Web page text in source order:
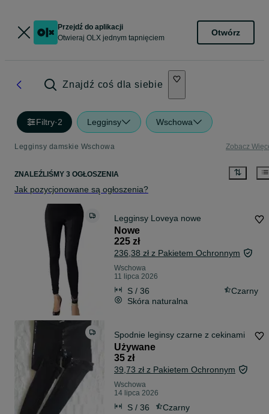
Przejdź do aplikacji
Otwieraj OLX jednym tapnięciem
Otwórz
Znajdź coś dla siebie
Filtry·2 Legginsy Wschowa
Legginsy damskie Wschowa Zobacz
ZNALEŹLIŚMY 3 OGŁOSZENIA
Jak pozycjonowane są ogłoszenia?
Legginsy Loveya nowe
Nowe
225 zł
236,38 zł z Pakietem Ochronnym
Wschowa
11 lipca 2026
S / 36
Czarny
Skóra naturalna
Spodnie leginsy czarne z cekinami
Używane
35 zł
39,73 zł z Pakietem Ochronnym
Wschowa
14 lipca 2026
S / 36 Czarny